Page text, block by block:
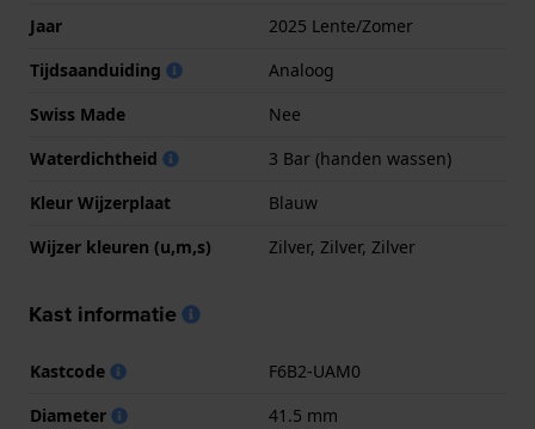
Jaar
2025 Lente/Zomer
Tijdsaanduiding
Analoog
Swiss Made
Nee
Waterdichtheid
3 Bar (handen wassen)
Kleur Wijzerplaat
Blauw
Wijzer kleuren (u,m,s)
Zilver, Zilver, Zilver
Kast informatie
Kastcode
F6B2-UAM0
Diameter
41.5 mm